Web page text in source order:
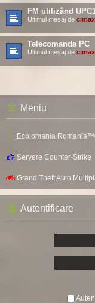
FM utilizând
Ultimul mesaj de
Telecomanda PC
Ultimul mesaj de
Meniu
Ecolomania
Servere Counter-Strike
Grand Theft Auto
Autentificare